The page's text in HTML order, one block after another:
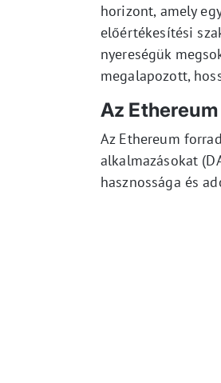
horizont, amely
előértékesítési
nyereségük
megalapozott,
Az
Az Ethereum
alkalmazásokat
hasznossága és